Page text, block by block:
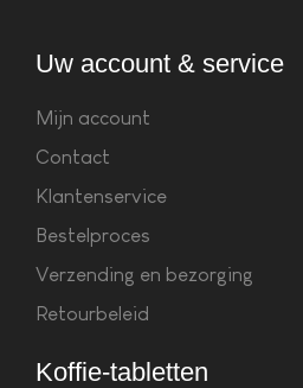
Uw account & service
Mijn account
Contact
Klantenservice
Bestelproces
Verzending en bezorging
Retourbeleid
Koffie-tabletten